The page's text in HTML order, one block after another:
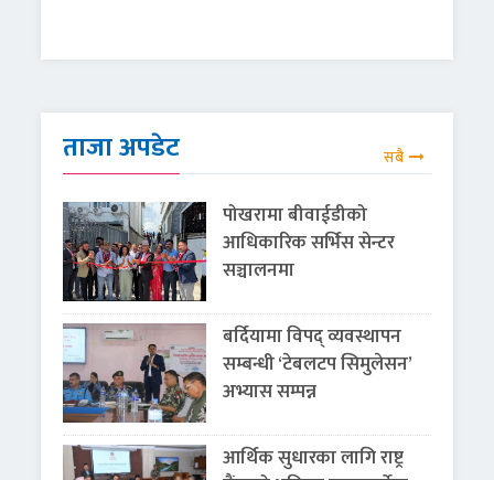
ताजा अपडेट सबै
पोखरामा बीवाईडीको
आधिकारिक सर्भिस सेन्टर
सञ्चालनमा
बर्दियामा विपद् व्यवस्थापन
सम्बन्धी ‘टेबलटप सिमुलेसन’
अभ्यास सम्पन्न
आर्थिक सुधारका लागि राष्ट्र